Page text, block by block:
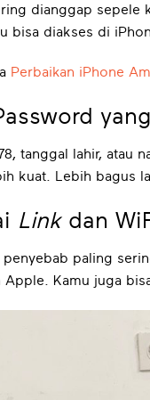
dianggap
bisa diakses di
Perbaikan iPhone
tanggal lahir, atau
kuat. Lebih bagus
Linkdan
penyebab paling
Apple. Kamu juga